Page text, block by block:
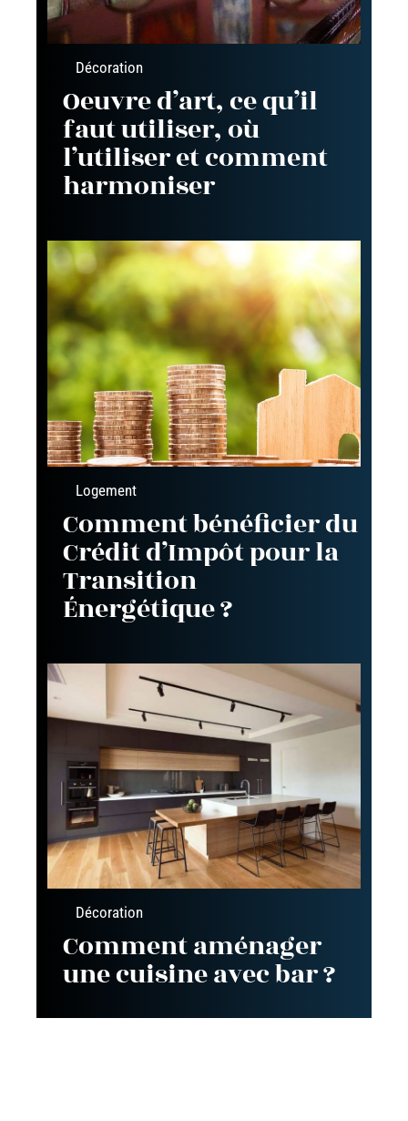
Décoration
Oeuvre d’art, ce qu’il
faut utiliser, où
l’utiliser et comment
harmoniser
Logement
Comment bénéficier du
Crédit d’Impôt pour la
Transition
Énergétique ?
Décoration
Comment aménager
une cuisine avec bar ?